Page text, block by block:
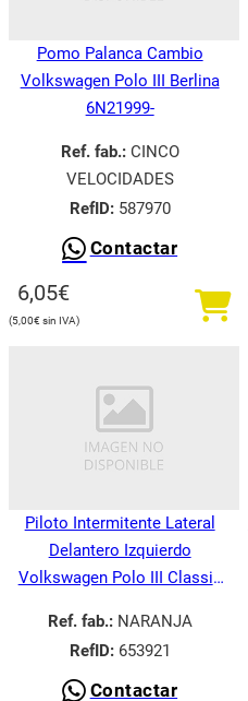
Pomo Palanca Cambio
Volkswagen Polo III Berlina
6N21999-
Ref. fab.:CINCO
VELOCIDADES
RefID:587970
Contactar
6,05€
5,00€
Piloto Intermitente Lateral
Delantero Izquierdo
Volkswagen Polo III Classic
Ref. fab.:NARANJA
RefID:653921
Contactar